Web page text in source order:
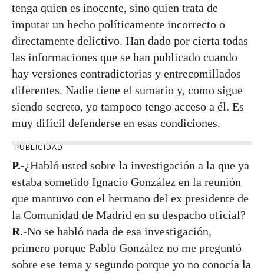
tenga quien es inocente, sino quien trata de
imputar un hecho políticamente incorrecto o
directamente delictivo. Han dado por cierta todas
las informaciones que se han publicado cuando
hay versiones contradictorias y entrecomillados
diferentes. Nadie tiene el sumario y, como sigue
siendo secreto, yo tampoco tengo acceso a él. Es
muy difícil defenderse en esas condiciones.
PUBLICIDAD
P.-¿Habló usted sobre la investigación a la que ya
estaba sometido Ignacio González en la reunión
que mantuvo con el hermano del ex presidente de
la Comunidad de Madrid en su despacho oficial?
R.-No se habló nada de esa investigación,
primero porque Pablo González no me preguntó
sobre ese tema y segundo porque yo no conocía la